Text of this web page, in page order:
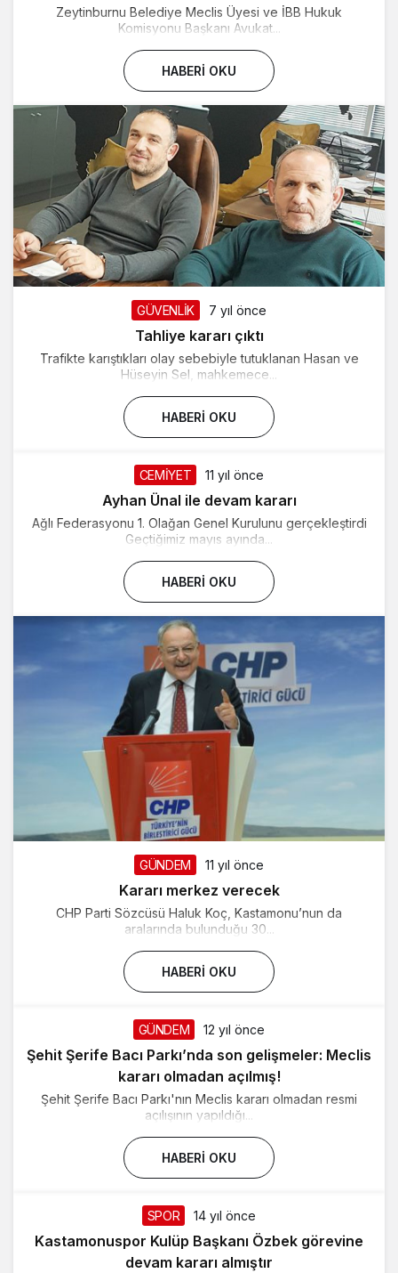
Zeytinburnu Belediye Meclis Üyesi ve İBB Hukuk
Komisyonu Başkanı Avukat...
HABERI OKU
GÜVENLİK 7 yıl önce
Tahliye kararı çıktı
Trafikte karıştıkları olay sebebiyle tutuklanan Hasan ve
Hüseyin Sel, mahkemece...
HABERI OKU
CEMİYET 11 yıl önce
Ayhan Ünal ile devam kararı
Ağlı Federasyonu 1. Olağan Genel Kurulunu gerçekleştirdi
Geçtiğimiz mayıs ayında...
HABERI OKU
GÜNDEM 11 yıl önce
Kararı merkez verecek
CHP Parti Sözcüsü Haluk Koç, Kastamonu’nun da
aralarında bulunduğu 30...
HABERI OKU
GÜNDEM 12 yıl önce
Şehit Şerife Bacı Parkı’nda son gelişmeler: Meclis
kararı olmadan açılmış!
Şehit Şerife Bacı Parkı'nın Meclis kararı olmadan resmi
açılışının yapıldığı...
HABERI OKU
SPOR 14 yıl önce
Kastamonuspor Kulüp Başkanı Özbek görevine
devam kararı almıştır